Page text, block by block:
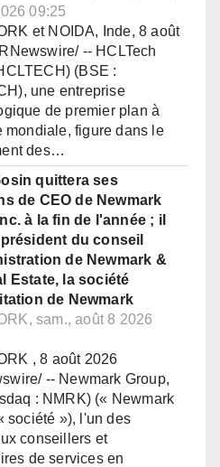
09:25
et NOIDA, Inde, 8 août
-- HCLTech
(BSE :
une entreprise
de premier plan à
mondiale, figure dans le
des…
quittera ses
de CEO de Newmark
à la fin de l'année ; il
du conseil
de Newmark &
Estate, la société
de Newmark
sam., août 8 2026
, 8 août 2026
-- Newmark Group,
: NMRK) (« Newmark
société »), l'un des
conseillers et
de services en